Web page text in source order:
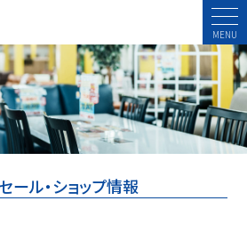
MENU
ール・ショップ情報